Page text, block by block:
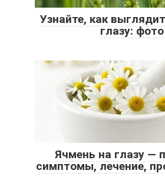
Узнайте, как
глазу: фото
Ячмень на глазу —
симптомы, лечение,